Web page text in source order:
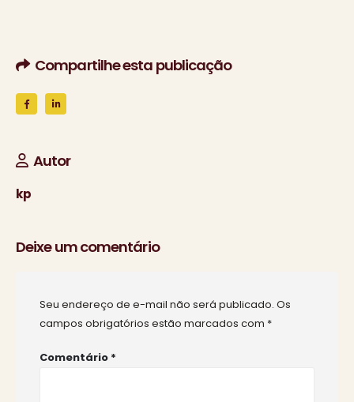
Compartilhe esta publicação
Autor
kp
Deixe um comentário
Seu endereço de e-mail não será publicado. Os
campos obrigatórios estão marcados com *
Comentário *